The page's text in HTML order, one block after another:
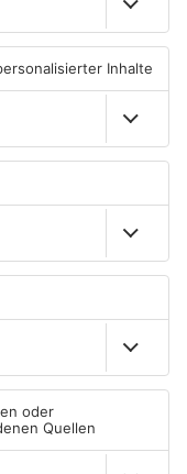
und
früher abgeholt
09:25 UHR IN